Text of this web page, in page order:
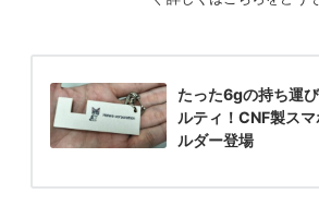
たった6gの持ち運
ルティ！CNF製ス
ルダー登場